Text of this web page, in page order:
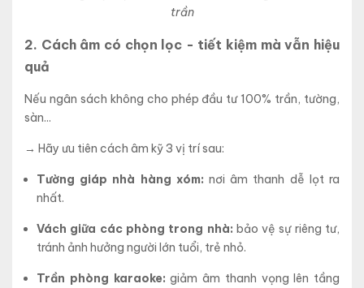
trần
2. Cách âm có chọn lọc - tiết kiệm mà vẫn hiệu
quả
Nếu ngân sách không cho phép đầu tư 100% trần, tường,
sàn...
→ Hãy ưu tiên cách âm kỹ 3 vị trí sau:
Tường giáp nhà hàng xóm: nơi âm thanh dễ lọt ra
nhất.
Vách giữa các phòng trong nhà: bảo vệ sự riêng tư,
tránh ảnh hưởng người lớn tuổi, trẻ nhỏ.
Trần phòng karaoke: giảm âm thanh vọng lên tầng